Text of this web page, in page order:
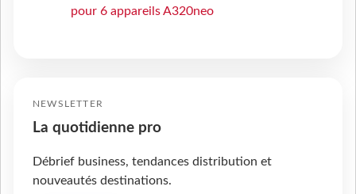
pour 6 appareils A320neo
NEWSLETTER
La quotidienne pro
Débrief business, tendances distribution et
nouveautés destinations.